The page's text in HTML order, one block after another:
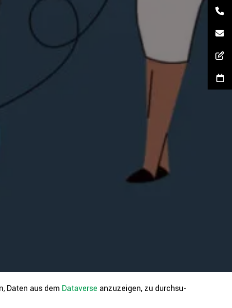
Daten aus dem Dataverse anzu­zei­gen, zu durch­su­